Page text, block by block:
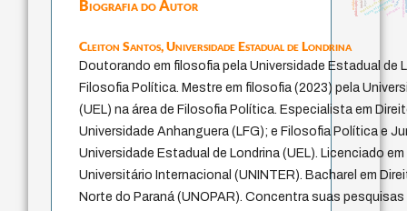
Biografia do Autor
Cleiton Santos,Universidade Estadual de Londrina
Doutorando em filosofia pela Universidade Estadual de
Filosofia Política. Mestre em filosofia (2023) pela
(UEL) na área de Filosofia Política. Especialista em
Universidade Anhanguera (LFG); e Filosofia Política e
Universidade Estadual de Londrina (UEL). Licenciado
Universitário Internacional (UNINTER). Bacharel em
Norte do Paraná (UNOPAR). Concentra suas
metafísica do tempogénero
history of philosophypedagogia
desejo
philosophy
realidad